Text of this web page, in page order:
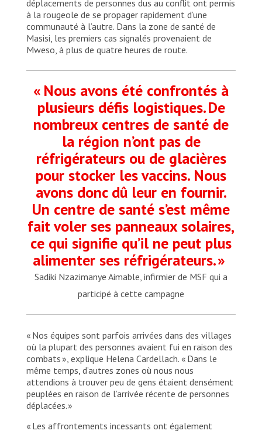
déplacements de personnes dus au conflit ont permis
à la rougeole de se propager rapidement d’une
communauté à l’autre. Dans la zone de santé de
Masisi, les premiers cas signalés provenaient de
Mweso, à plus de quatre heures de route.
« Nous avons été confrontés à
plusieurs défis logistiques. De
nombreux centres de santé de
la région n’ont pas de
réfrigérateurs ou de glacières
pour stocker les vaccins. Nous
avons donc dû leur en fournir.
Un centre de santé s’est même
fait voler ses panneaux solaires,
ce qui signifie qu’il ne peut plus
alimenter ses réfrigérateurs. »
Sadiki Nzazimanye Aimable, infirmier de MSF qui a
participé à cette campagne
« Nos équipes sont parfois arrivées dans des villages
où la plupart des personnes avaient fui en raison des
combats », explique Helena Cardellach. « Dans le
même temps, d’autres zones où nous nous
attendions à trouver peu de gens étaient densément
peuplées en raison de l’arrivée récente de personnes
déplacées. »
« Les affrontements incessants ont également